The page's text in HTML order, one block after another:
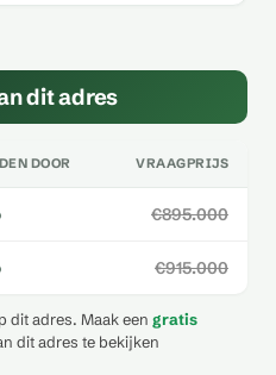
dit adres
DOOR VRAAGPRIJS
€895.000
€915.000
dit adres. Maak een gratis
dit adres te bekijken